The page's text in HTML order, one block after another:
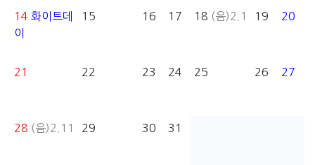
14 화이트데
이
15 16 17 18 (음)2.1 19 20
21 22 23 24 25 26 27
28 (음)2.11 29 30 31